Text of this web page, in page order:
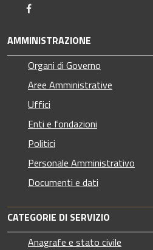
AMMINISTRAZIONE
Organi di Governo
Aree Amministrative
Uffici
Enti e fondazioni
Politici
Personale Amministrativo
Documenti e dati
CATEGORIE DI SERVIZIO
Anagrafe e stato civile